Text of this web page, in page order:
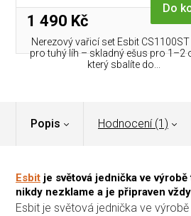
1 490 Kč
Do
Nerezový vařicí set Esbit CS1100ST
pro tuhý líh – skladný ešus pro 1–2
který sbalíte do...
Popis Hodnocení (1)
Esbit je světová jednička ve
nikdy nezklame a je připraven
Esbit je světová jednička ve